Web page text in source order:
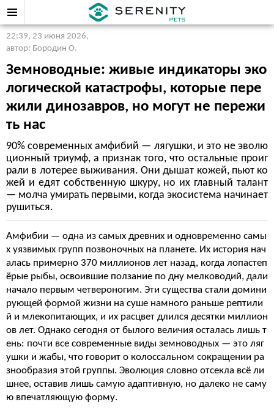
22:39, 23 июня 2026,
автор: Бородин О.
Земноводные: живые индикаторы эко
логической катастрофы, которые пере
жили динозавров, но могут не пережи
ть нас
90% современных амфибий — лягушки, и это не эволю
ционный триумф, а признак того, что остальные проиг
рали в лотерее выживания. Они дышат кожей, пьют ко
жей и едят собственную шкуру, но их главный талант
— молча умирать первыми, когда экосистема начинает
рушиться.
Амфибии — одна из самых древних и одновременно самы
х уязвимых групп позвоночных на планете. Их история нач
алась примерно 370 миллионов лет назад, когда лопастеп
ёрые рыбы, освоившие ползание по дну мелководий, дали
начало первым четвероногим. Эти существа стали домини
рующей формой жизни на суше намного раньше рептили
й и млекопитающих, и их расцвет длился десятки миллион
ов лет. Однако сегодня от былого величия осталась лишь т
ень: почти все современные виды земноводных — это ляг
ушки и жабы, что говорит о колоссальном сокращении ра
знообразия этой группы. Эволюция словно отсекла всё ли
шнее, оставив лишь самую адаптивную, но далеко не саму
ю впечатляющую форму.